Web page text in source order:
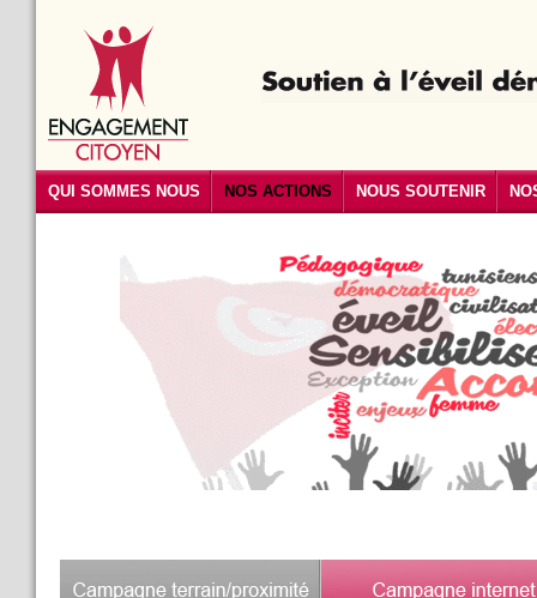
QUI SOMMES NOUS NOS ACTIONS NOUS SOUTENIR